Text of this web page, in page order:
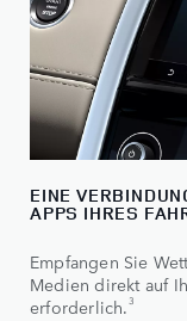
EINE
APPS IHRES
Empfangen Sie
Medien direkt auf
erforderlich.3